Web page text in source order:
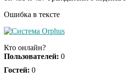
Скрытая камера на
их не видят...
Ошибка в тексте
Кто онлайн?
Пользователей: 0
Гостей: 0